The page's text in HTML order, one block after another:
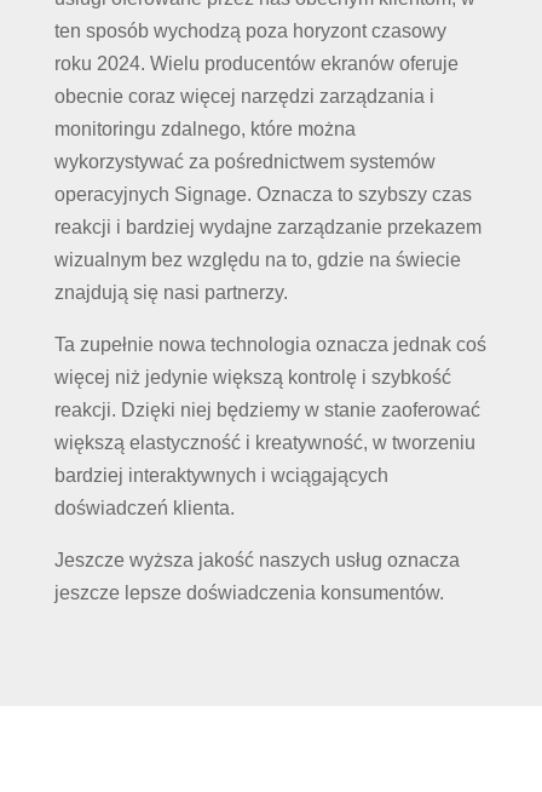
ten sposób wychodzą poza horyzont czasowy
roku 2024. Wielu producentów ekranów oferuje
obecnie coraz więcej narzędzi zarządzania i
monitoringu zdalnego, które można
wykorzystywać za pośrednictwem systemów
operacyjnych Signage. Oznacza to szybszy czas
reakcji i bardziej wydajne zarządzanie przekazem
wizualnym bez względu na to, gdzie na świecie
znajdują się nasi partnerzy.
Ta zupełnie nowa technologia oznacza jednak coś
więcej niż jedynie większą kontrolę i szybkość
reakcji. Dzięki niej będziemy w stanie zaoferować
większą elastyczność i kreatywność, w tworzeniu
bardziej interaktywnych i wciągających
doświadczeń klienta.
Jeszcze wyższa jakość naszych usług oznacza
jeszcze lepsze doświadczenia konsumentów.